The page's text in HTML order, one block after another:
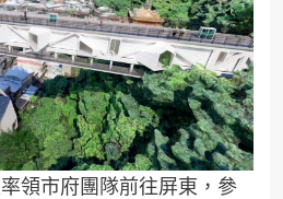
領市府團隊前往屏東，參